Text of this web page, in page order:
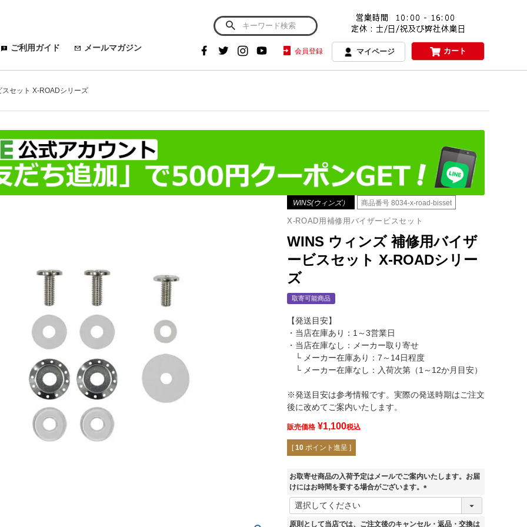
ご利用ガイド メールマガジン 会員登録 マイページ カート
セット X-ROADシリーズ
WINS(ウィンズ） 商品番号 8034-x-road-bisset
X-ROAD用補修用バイザービスセット
WINS ウィンズ 補修用バイザ
ービスセット X-ROADシリー
ズ
取寄可能商品
【発送目安】
・当店在庫あり：1～3営業日
・当店在庫なし：メーカー取り寄せ
└ メーカー在庫あり：7～14日程度
└ メーカー在庫なし：入荷次第（1～12か月目安）
※発送目安は参考情報です。実際の発送時期はご注文
後に改めてご案内いたします。
販売価格 ¥1,100税込
[ 10 ポイント進呈 ]
お取寄せ商品の入荷予定はメールでご案内いたします。お届
けにはお時間を要する場合がございます。
(
須
原則として当店では、ご注文後のキャンセル・返品・交換は